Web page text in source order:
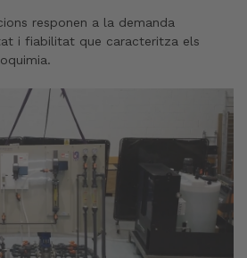
responen a la demanda
i fiabilitat que caracteritza els